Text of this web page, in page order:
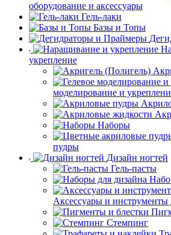
оборудование и аксессуары
Гель-лаки
Базы и Топы
укрепление
моделирование и
Наборы
пудры
Дизайн ногтей
Гель-пасты
Аксессуары и инструменты
Стемпинг